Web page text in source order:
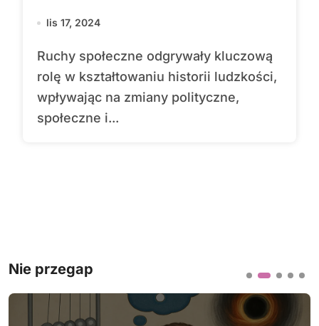
sufrażystek po prawa
lis 17, 2024
Ruchy społeczne odgrywały kluczową
rolę w kształtowaniu historii ludzkości,
wpływając na zmiany polityczne,
społeczne i...
Nie przegap